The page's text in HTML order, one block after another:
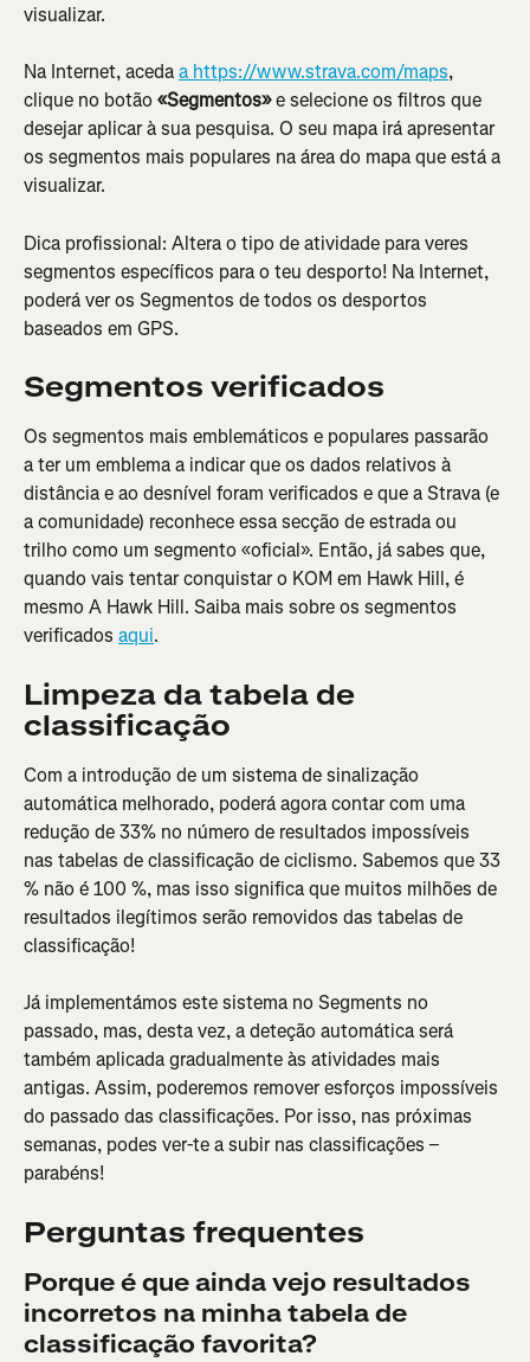
visualizar.
Na Internet, aceda a https://www.strava.com/maps,
clique no botão «Segmentos» e selecione os filtros que
desejar aplicar à sua pesquisa. O seu mapa irá apresentar
os segmentos mais populares na área do mapa que está a
visualizar.
Dica profissional: Altera o tipo de atividade para veres
segmentos específicos para o teu desporto! Na Internet,
poderá ver os Segmentos de todos os desportos
baseados em GPS.
Segmentos verificados
Os segmentos mais emblemáticos e populares passarão
a ter um emblema a indicar que os dados relativos à
distância e ao desnível foram verificados e que a Strava (e
a comunidade) reconhece essa secção de estrada ou
trilho como um segmento «oficial». Então, já sabes que,
quando vais tentar conquistar o KOM em Hawk Hill, é
mesmo A Hawk Hill. Saiba mais sobre os segmentos
verificados aqui.
Limpeza da tabela de
classificação
Com a introdução de um sistema de sinalização
automática melhorado, poderá agora contar com uma
redução de 33% no número de resultados impossíveis
nas tabelas de classificação de ciclismo. Sabemos que 33
% não é 100 %, mas isso significa que muitos milhões de
resultados ilegítimos serão removidos das tabelas de
classificação!
Já implementámos este sistema no Segments no
passado, mas, desta vez, a deteção automática será
também aplicada gradualmente às atividades mais
antigas. Assim, poderemos remover esforços impossíveis
do passado das classificações. Por isso, nas próximas
semanas, podes ver-te a subir nas classificações –
parabéns!
Perguntas frequentes
Porque é que ainda vejo resultados
incorretos na minha tabela de
classificação favorita?